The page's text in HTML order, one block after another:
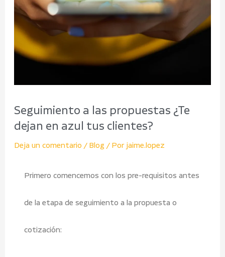
Seguimiento a las propuestas ¿Te
dejan en azul tus clientes?
Deja un comentario /Blog / Porjaime.lopez
Primero comencemos con los pre-requisitos antes
de la etapa de seguimiento a la propuesta o
cotización: